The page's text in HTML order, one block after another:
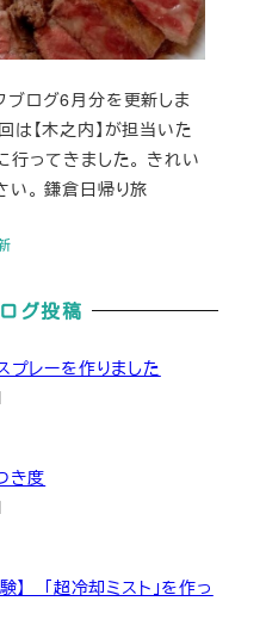
ログ6月分を更新しま
は【木之内】が担当いた
行ってきました。 きれい
い。 鎌倉日帰り旅
グ投稿
プレーを作りました
き度
】 「超冷却ミスト」を作っ